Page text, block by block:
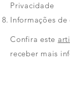
Privacidade
Informações
Confira este
receber mais